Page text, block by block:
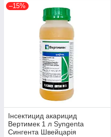
–15%
Інсектицид акарицид
Вертимек 1 л Syngenta
Сингента Швейцарія